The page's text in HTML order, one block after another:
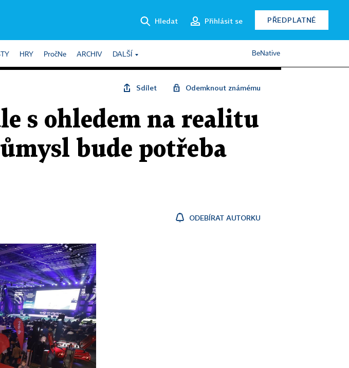
Hledat Přihlásit se PŘEDPLATNÉ
HRY PročNe ARCHIV DALŠÍ BeNative
Sdílet Odemknout známému
s ohledem na realitu
bude potřeba
ODEBÍRAT AUTORKU